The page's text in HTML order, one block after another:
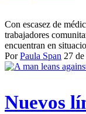
Con escasez de
trabajadores
encuentran en
PorPaula Span 27
Nuevos